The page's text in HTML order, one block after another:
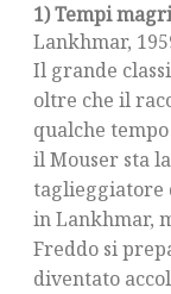
1) Tempi
Lankhmar,
Il grande
oltre che il
qualche
il Mouser sta
taglieggiatore
in Lankhmar,
Freddo si
diventato